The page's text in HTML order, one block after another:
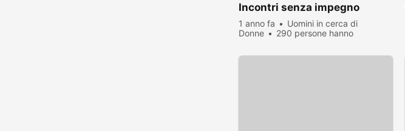
Incontri senza impegno
1 anno fa
Uomini in cerca di
Donne
290 persone hanno